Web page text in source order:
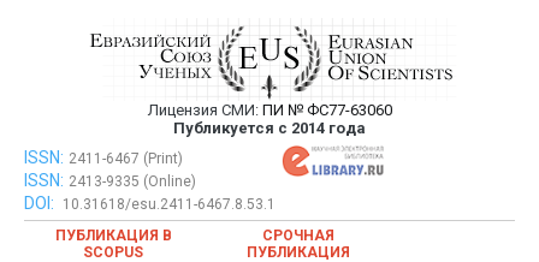
Евразийский Союз Ученых —
публикация научных статей в
ежемесячном научном журнале
Лицензия СМИ: ПИ № ФС77-63060
Публикуется с 2014 года
Евразийский Союз Ученых — публикация научных статей в
ежемесячном научном журнале
ISSN: 2411-6467 (Print)
ISSN: 2413-9335 (Online)
DOI:
10.31618/esu.2411-6467.8.53.1
ПУБЛИКАЦИЯ В
SCOPUS
СРОЧНАЯ
ПУБЛИКАЦИЯ